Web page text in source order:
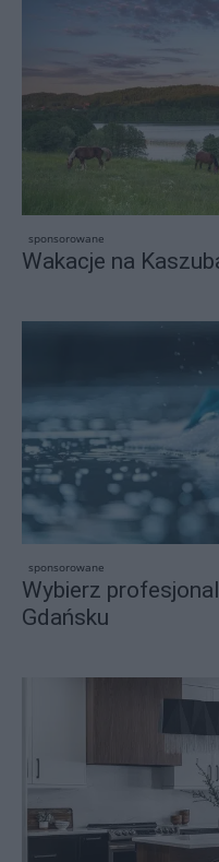
sponsorowane
Wakacje na
sponsorowane
Wybierz
Gdańsku